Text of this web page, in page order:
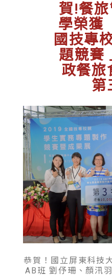
賀!餐旅
學榮獲
國技專
題競賽
政餐旅
第
恭賀！國立屏東科技
AB班 劉伃珊、顏汛